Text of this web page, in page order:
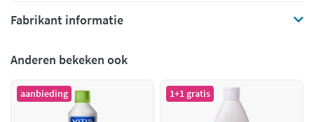
Fabrikant informatie
Anderen bekeken ook
aanbieding 1+1 gratis